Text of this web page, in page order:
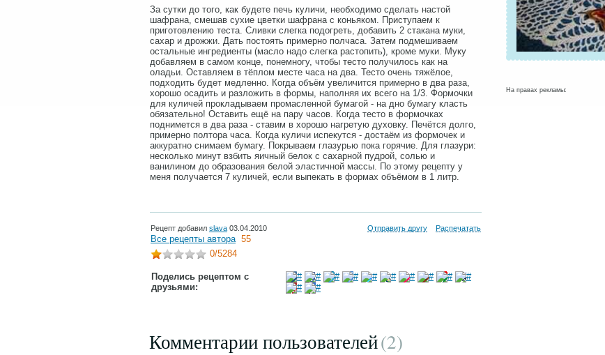
За сутки до того, как будете печь куличи, необходимо сделать настой
шафрана, смешав сухие цветки шафрана с коньяком. Приступаем к
приготовлению теста. Сливки слегка подогреть, добавить 2 стакана муки,
сахар и дрожжи. Дать постоять примерно полчаса. Затем подмешиваем
остальные ингредиенты (масло надо слегка растопить), кроме муки. Муку
добавляем в самом конце, понемногу, чтобы тесто получилось как на
оладьи. Оставляем в тёплом месте часа на два. Тесто очень тяжёлое,
подходить будет медленно. Когда объём увеличится примерно в два раза,
хорошо осадить и разложить в формы, наполняя их всего на 1/3. Формочки
для куличей прокладываем промасленной бумагой - на дно бумагу класть
обязательно! Оставить ещё на пару часов. Когда тесто в формочках
поднимется в два раза - ставим в хорошо нагретую духовку. Печётся долго,
примерно полтора часа. Когда куличи испекутся - достаём из формочек и
аккуратно снимаем бумагу. Покрываем глазурью пока горячие. Для глазури:
несколько минут взбить яичный белок с сахарной пудрой, солью и
ванилином до образования белой эластичной массы. По этому рецепту у
меня получается 7 куличей, если выпекать в формах объёмом в 1 литр.
Рецепт добавил slava 03.04.2010 Отправить другу Распечатать
Все рецепты автора 55
0/5284
Поделись рецептом с
друзьями:
На правах рекламы:
Комментарии пользователей(2)